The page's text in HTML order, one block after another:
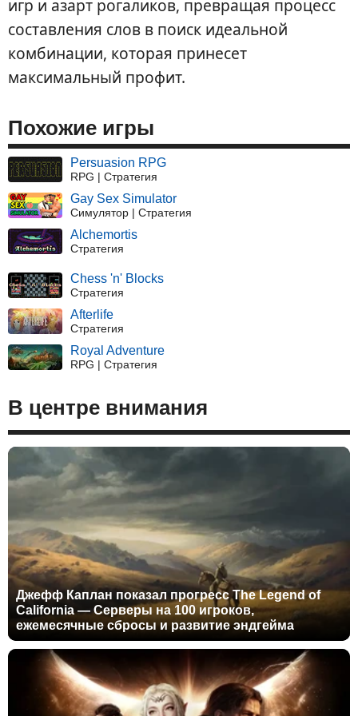
игр и азарт рогаликов, превращая процесс
составления слов в поиск идеальной
комбинации, которая принесет
максимальный профит.
Похожие игры
Persuasion RPG
RPG | Стратегия
Gay Sex Simulator
Симулятор | Стратегия
Alchemortis
Стратегия
Chess 'n' Blocks
Стратегия
Afterlife
Стратегия
Royal Adventure
RPG | Стратегия
В центре внимания
Джефф Каплан показал прогресс The Legend of
California — Серверы на 100 игроков,
ежемесячные сбросы и развитие эндгейма